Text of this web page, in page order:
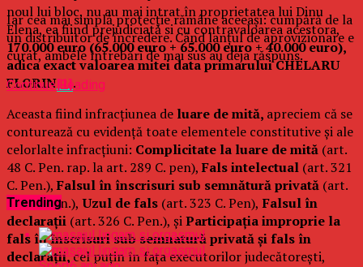
noul lui bloc, nu au mai intrat în proprietatea lui Dinu
Elena, ea fiind prejudiciată si cu contravaloarea acestora,
170.000 euro(65.000 euro + 65.000 euro + 40.000 euro),
adica exact valoarea mitei data primarului CHELARU
FLORIN[1].
Aceasta fiind infracțiunea de luare de mită, apreciem că se
conturează cu evidență toate elementele constitutive și ale
celorlalte infracțiuni: Complicitate la luare de mită (art.
48 C. Pen. rap. la art. 289 C. pen),Fals intelectual (art. 321
C. Pen.),Falsul în înscrisuri sub semnătură privată (art.
322 C. pen.), Uzul de fals (art. 323 C. Pen), Falsul în
declaraţii (art. 326 C. Pen.), șiParticipaţia improprie la
fals în înscrisuri sub semnatură privată şi fals în
declaraţii,cel puțin în fața executorilor judecătorești,
Iar cea mai simplă protecție rămâne aceeași: cumpără de la
un distribuitor de încredere. Când lanțul de aprovizionare e
curat, ambele întrebări de mai sus au deja răspuns.
Continue Reading
Trending